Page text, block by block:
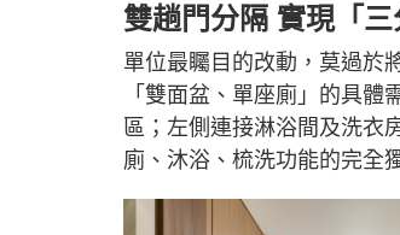
雙趟門分隔 實現「
單位最矚目的改動，莫過於
「雙面盆、單座廁」的具
區；左側連接淋浴間及洗衣
廁、沐浴、梳洗功能的完全